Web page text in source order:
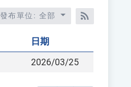
發布單位: 全部
RSS訂閱
日期
2026/03/25